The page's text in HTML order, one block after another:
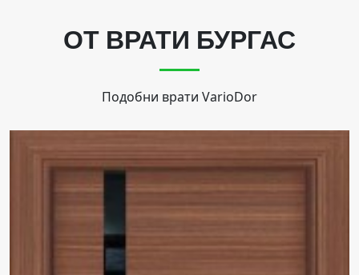
ОТ ВРАТИ БУРГАС
Подобни врати VarioDor